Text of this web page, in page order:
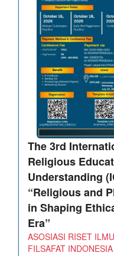
The 3rd
Religious
Understanding
“Religious and
in Shaping
Era”
ASOSIASI RISET
FILSAFAT